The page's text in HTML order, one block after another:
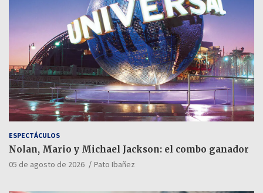
ESPECTÁCULOS
Nolan, Mario y Michael Jackson: el combo ganador
05 de agosto de 2026 Pato Ibañez